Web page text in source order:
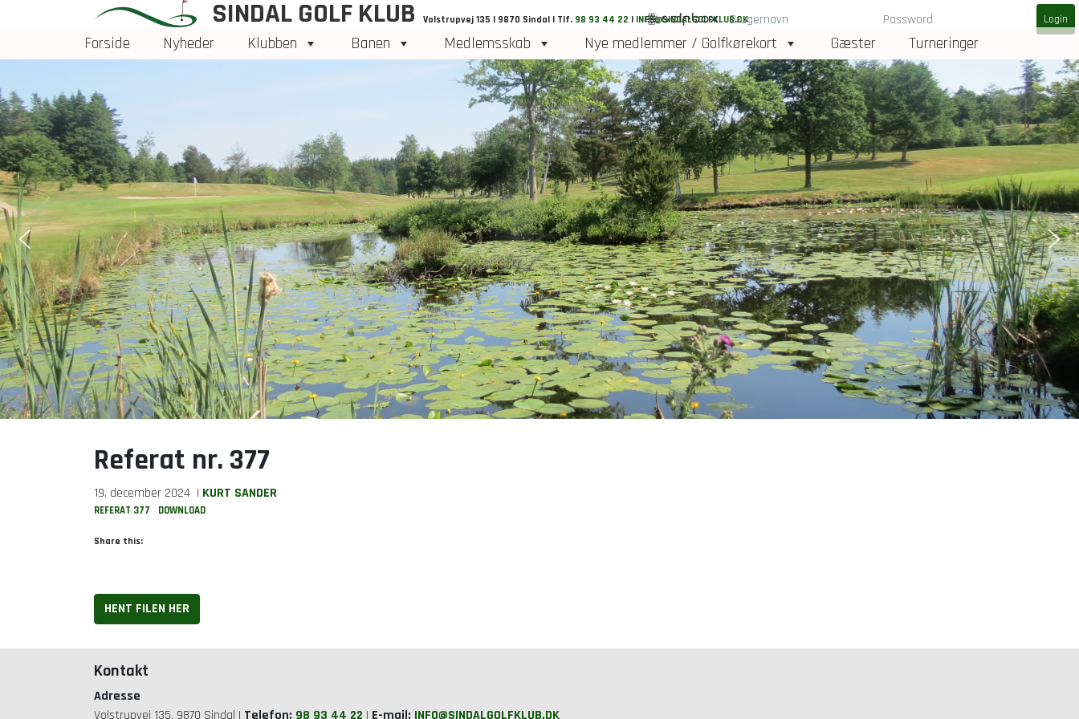
SINDAL GOLF KLUB Volstrupvej 135 | 9870 Sindal | Tlf. 98 93 44 22 | INFO@SINDALGOLFKLUB.DK
Forside Nyheder Klubben Banen Medlemsskab Nye medlemmer / Golfkørekort Gæster Turneringer
Referat nr. 377
19. december 2024 | KURT SANDER
REFERAT 377 DOWNLOAD
Share this:
HENT FILEN HER
Kontakt
Adresse
Volstrupvej 135, 9870 Sindal | Telefon: 98 93 44 22 | E-mail: INFO@SINDALGOLFKLUB.DK